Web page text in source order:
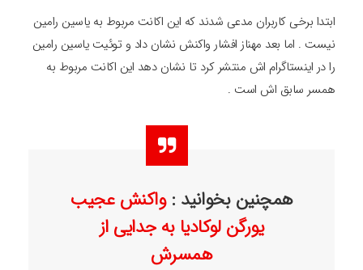
ابتدا برخی کاربران مدعی شدند که این اکانت مربوط به یاسین رامین
نیست . اما بعد مهناز افشار واکنش نشان داد و توئیت یاسین رامین
را در اینستاگرام اش منتشر کرد تا نشان دهد این اکانت مربوط به
همسر سابق اش است .
همچنین بخوانید :واکنش عجیب
یورگن لوکادیا به جدایی از
همسرش